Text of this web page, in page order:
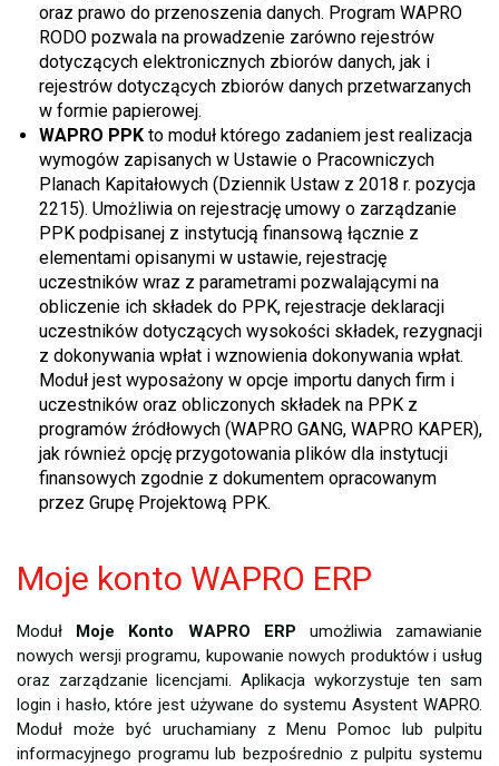
oraz prawo do przenoszenia danych. Program WAPRO
RODO pozwala na prowadzenie zarówno rejestrów
dotyczących elektronicznych zbiorów danych, jak i
rejestrów dotyczących zbiorów danych przetwarzanych
w formie papierowej.
WAPRO PPK to moduł którego zadaniem jest realizacja
wymogów zapisanych w Ustawie o Pracowniczych
Planach Kapitałowych (Dziennik Ustaw z 2018 r. pozycja
2215). Umożliwia on rejestrację umowy o zarządzanie
PPK podpisanej z instytucją finansową łącznie z
elementami opisanymi w ustawie, rejestrację
uczestników wraz z parametrami pozwalającymi na
obliczenie ich składek do PPK, rejestracje deklaracji
uczestników dotyczących wysokości składek, rezygnacji
z dokonywania wpłat i wznowienia dokonywania wpłat.
Moduł jest wyposażony w opcje importu danych firm i
uczestników oraz obliczonych składek na PPK z
programów źródłowych (WAPRO GANG, WAPRO KAPER),
jak również opcję przygotowania plików dla instytucji
finansowych zgodnie z dokumentem opracowanym
przez Grupę Projektową PPK.
Moje konto WAPRO ERP
Moduł Moje Konto WAPRO ERP umożliwia zamawianie
nowych wersji programu, kupowanie nowych produktów i usług
oraz zarządzanie licencjami. Aplikacja wykorzystuje ten sam
login i hasło, które jest używane do systemu Asystent WAPRO.
Moduł może być uruchamiany z Menu Pomoc lub pulpitu
informacyjnego programu lub bezpośrednio z pulpitu systemu